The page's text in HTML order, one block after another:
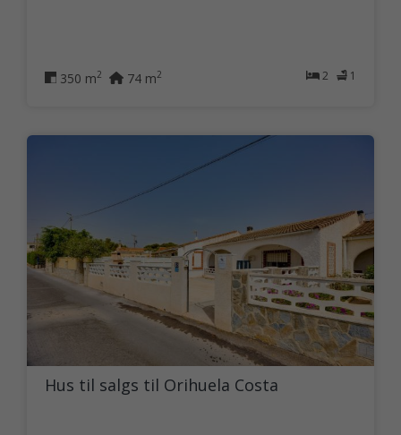
2 1
350 m2 74 m2
Hus til salgs til Orihuela Costa